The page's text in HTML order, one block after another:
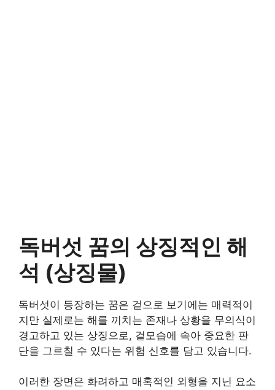
독버섯 꿈의 상징적인 해
석 (상징물)
독버섯이 등장하는 꿈은 겉으로 보기에는 매력적이
지만 실제로는 해를 끼치는 존재나 상황을 무의식이
경고하고 있는 상징으로, 겉모습에 속아 중요한 판
단을 그르칠 수 있다는 위험 신호를 담고 있습니다.
이러한 장면은 화려하고 매혹적인 외형을 지닌 요소